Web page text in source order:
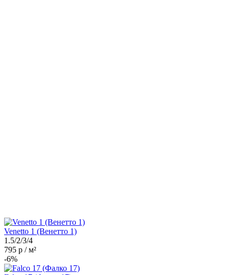
Venetto 1 (Венетто 1)
1.5/2/3/4
795 р / м²
-6%